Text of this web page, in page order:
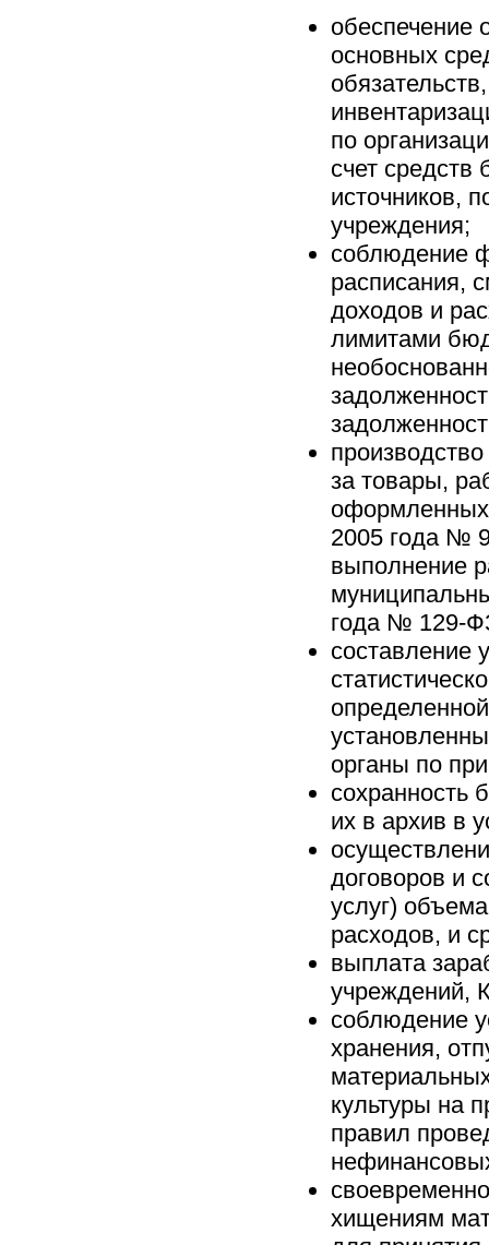
обеспечение
основных
по
счет
источников,
учреждения;
соблюдение
расписания,
доходов и
лимитами
за товары,
оформленных
2005 года №
выполнение
года № 129-
составление
органы по
сохранность
их в архив в
договоров и
услуг)
расходов, и
выплата
учреждений,
соблюдение
хранения,
культуры на
правил
хищениям